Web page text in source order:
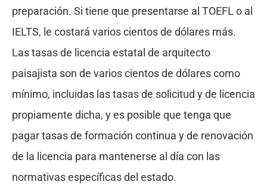
preparación. Si tiene que presentarse al TOEFL o al
IELTS, le costará varios cientos de dólares más.
Las tasas de licencia estatal de arquitecto
paisajista son de varios cientos de dólares como
mínimo, incluidas las tasas de solicitud y de licencia
propiamente dicha, y es posible que tenga que
pagar tasas de formación continua y de renovación
de la licencia para mantenerse al día con las
normativas específicas del estado.